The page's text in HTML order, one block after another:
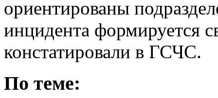
ориентированы
инцидента формируется
констатировали в ГСЧС.
По теме: